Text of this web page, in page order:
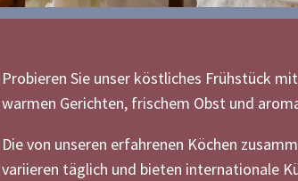
Probieren Sie unser köstliches Frühstück
warmen Gerichten, frischem Obst und
Die von unseren erfahrenen Köchen
variieren täglich und bieten internationale